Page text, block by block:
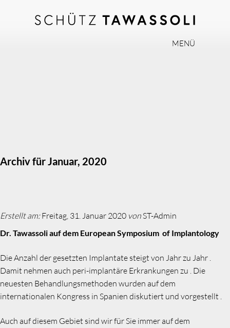
AKTUELLES
MENÜ
Archiv für Januar, 2020
Erstellt am:Freitag, 31. Januar 2020 vonST-Admin
Dr. Tawassoli auf dem European Symposium of Implantology
Die Anzahl der gesetzten Implantate steigt von Jahr zu Jahr .
Damit nehmen auch peri-implantäre Erkrankungen zu . Die
neuesten Behandlungsmethoden wurden auf dem
internationalen Kongress in Spanien diskutiert und vorgestellt .
Auch auf diesem Gebiet sind wir für Sie immer auf dem